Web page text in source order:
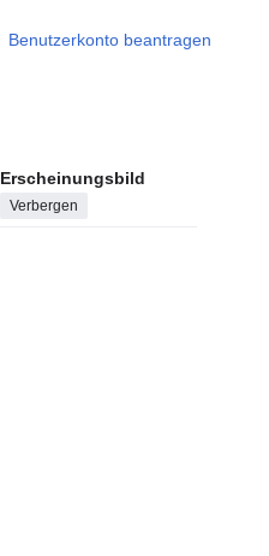
Benutzerkonto beantragen
Erscheinungsbild
Verbergen